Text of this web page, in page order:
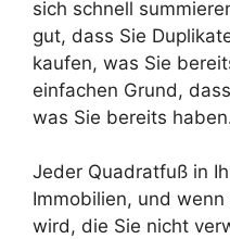
sich schnell
gut, dass Sie
kaufen, was Sie
einfachen Grund,
was Sie bereits
Jeder Quadratfuß in
Immobilien, und
wird, die Sie nicht